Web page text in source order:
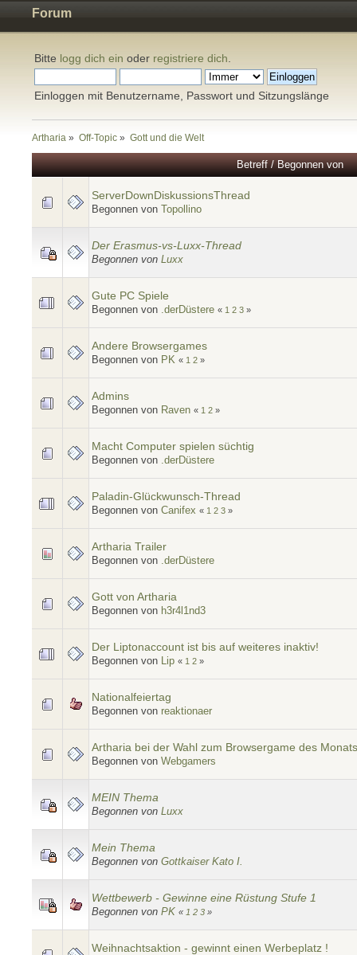
Forum
Bitte logg dich ein oder registriere dich
Einloggen mit Benutzername, Passwort und Sitzungslänge
Artharia » Off-Topic » Gott und die Welt
Betreff/Begonnen von
ServerDownDiskussionsThread
Begonnen von Topollino
Der Erasmus-vs-Luxx-Thread
Begonnen von Luxx
Gute PC Spiele
Begonnen von .derDüstere « 1 2 3 »
Andere Browsergames
Begonnen von PK « 1 2 »
Admins
Begonnen von Raven « 1 2 »
Macht Computer spielen süchtig
Begonnen von .derDüstere
Paladin-Glückwunsch-Thread
Begonnen von Canifex « 1 2 3 »
Artharia Trailer
Begonnen von .derDüstere
Gott von Artharia
Begonnen von h3r4l1nd3
Der Liptonaccount ist bis auf weiteres inaktiv!
Begonnen von Lip « 1 2 »
Nationalfeiertag
Begonnen von reaktionaer
Artharia bei der Wahl zum Browsergame des
Begonnen von Webgamers
MEIN Thema
Begonnen von Luxx
Mein Thema
Begonnen von Gottkaiser Kato I.
Wettbewerb - Gewinne eine Rüstung Stufe 1
Begonnen von PK « 1 2 3 »
Weihnachtsaktion - gewinnt einen Werbeplatz !